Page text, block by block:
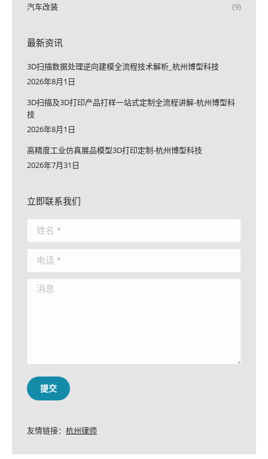
汽车改装
(9)
最新资讯
3D扫描数据处理逆向建模全流程技术解析_杭州博型科技
2026年8月1日
3D扫描及3D打印产品打样一站式定制全流程讲解-杭州博型科
技
2026年8月1日
高精度工业仿真展品模型3D打印定制-杭州博型科技
2026年7月31日
立即联系我们
姓名 *
电话 *
消息
提交
友情链接： 杭州律师